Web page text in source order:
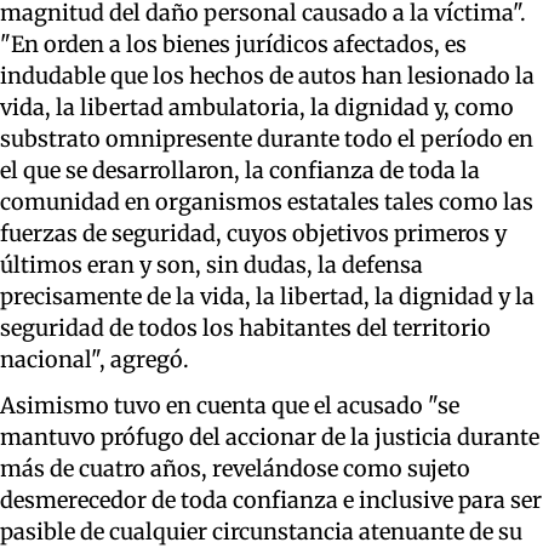
magnitud del daño personal causado a la víctima".
"En orden a los bienes jurídicos afectados, es
indudable que los hechos de autos han lesionado la
vida, la libertad ambulatoria, la dignidad y, como
substrato omnipresente durante todo el período en
el que se desarrollaron, la confianza de toda la
comunidad en organismos estatales tales como las
fuerzas de seguridad, cuyos objetivos primeros y
últimos eran y son, sin dudas, la defensa
precisamente de la vida, la libertad, la dignidad y la
seguridad de todos los habitantes del territorio
nacional", agregó.
Asimismo tuvo en cuenta que el acusado "se
mantuvo prófugo del accionar de la justicia durante
más de cuatro años, revelándose como sujeto
desmerecedor de toda confianza e inclusive para ser
pasible de cualquier circunstancia atenuante de su